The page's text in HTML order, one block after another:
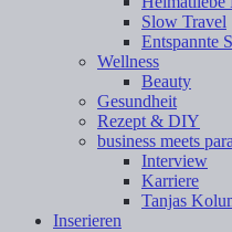
Slow Travel
Entspannte
Wellness
Beauty
Gesundheit
Rezept & DIY
business meets
Interview
Karriere
Tanjas
Inserieren